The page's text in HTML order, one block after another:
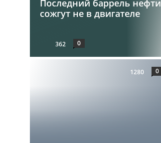
Последний баррель нефти
сожгут не в двигателе
362 0
1280 0